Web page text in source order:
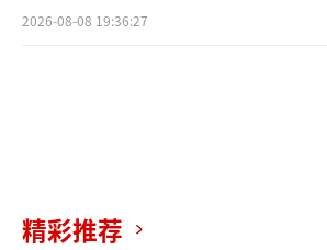
2026-08-08 19:36:27
精彩推荐